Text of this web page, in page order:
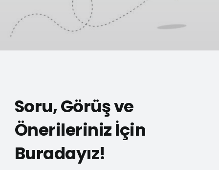
İLETİŞİM
Soru, Görüş ve
Önerileriniz İçin
Buradayız!